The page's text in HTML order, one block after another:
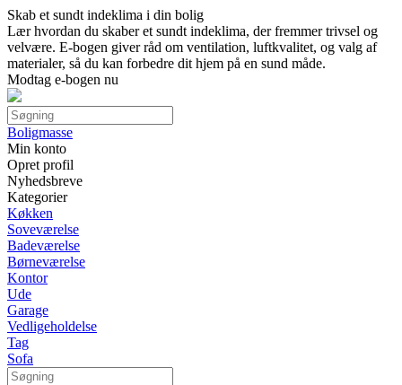
Skab et sundt indeklima i din bolig
Lær hvordan du skaber et sundt indeklima, der fremmer trivsel og
velvære. E-bogen giver råd om ventilation, luftkvalitet, og valg af
materialer, så du kan forbedre dit hjem på en sund måde.
Modtag e-bogen nu
Boligmasse
Min konto
Opret profil
Nyhedsbreve
Kategorier
Køkken
Soveværelse
Badeværelse
Børneværelse
Kontor
Ude
Garage
Vedligeholdelse
Tag
Sofa